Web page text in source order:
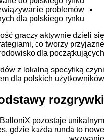
rozwiązywanie
specyficznych dla polskiego
społeczność graczy
i strategiami, co tworzy
środowisko dla
standardów z lokalną
dla polskich
Podstawy
BalloniX pozostaje
games, gdzie każda